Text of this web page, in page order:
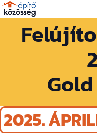
2025.